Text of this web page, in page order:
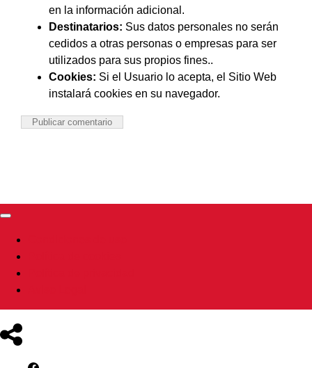
en la información adicional.
Destinatarios: Sus datos personales no serán
cedidos a otras personas o empresas para ser
utilizados para sus propios fines..
Cookies: Si el Usuario lo acepta, el Sitio Web
instalará cookies en su navegador.
Toggle